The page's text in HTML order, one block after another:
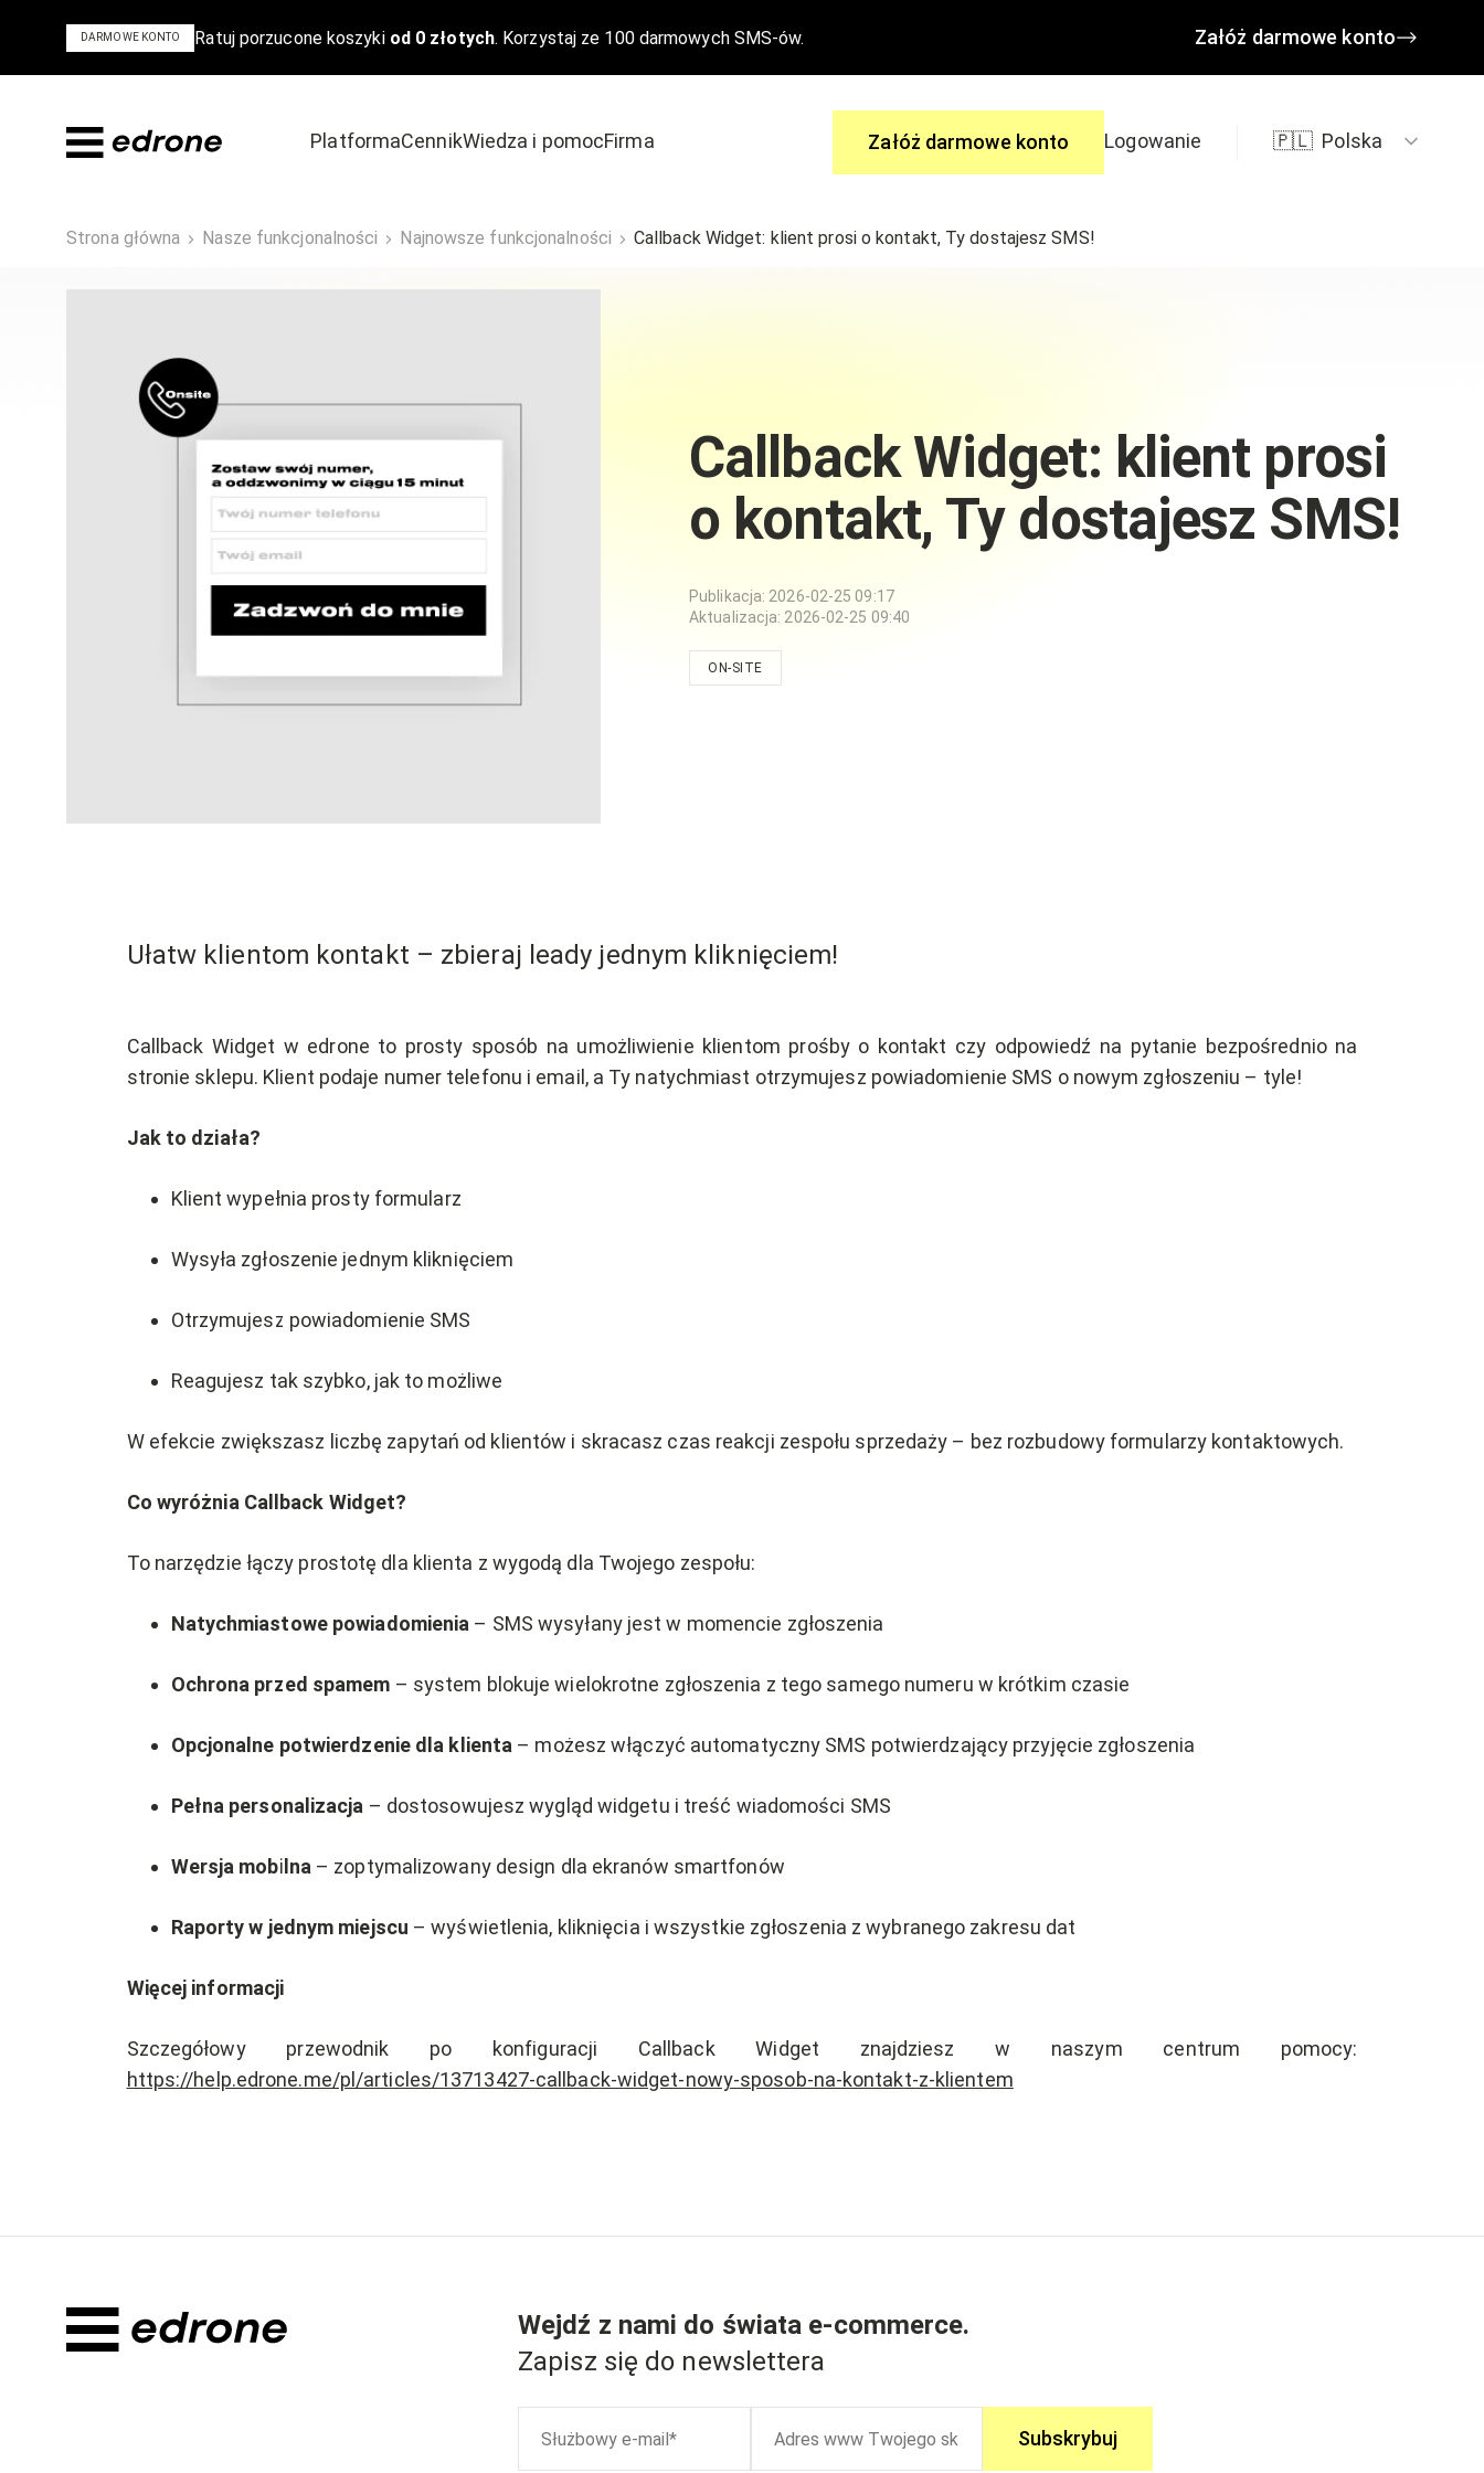
DARMOWE KONTO Ratuj porzucone koszyki od 0 złotych. Korzystaj ze 100 darmowych SMS-ów. Załóż darmowe konto
PlatformaCennikWiedza i pomoc
Poradniki i ebooki
Firma Załóż darmowe konto Logowanie 🇵🇱 Polska
Strona główna Nasze funkcjonalności Najnowsze funkcjonalności Callback Widget: klient prosi o kontakt, Ty dostajesz SMS!
Callback Widget: klient prosi
o kontakt, Ty dostajesz SMS!
Publikacja: 2026-02-25 09:17
Aktualizacja: 2026-02-25 09:40
ON-SITE
Ułatw klientom kontakt – zbieraj leady jednym kliknięciem!
Callback Widget w edrone to prosty sposób na umożliwienie klientom prośby o kontakt czy odpowiedź na pytanie bezpośrednio na
stronie sklepu. Klient podaje numer telefonu i email, a Ty natychmiast otrzymujesz powiadomienie SMS o nowym zgłoszeniu – tyle!
Jak to działa?
Klient wypełnia prosty formularz
Wysyła zgłoszenie jednym kliknięciem
Otrzymujesz powiadomienie SMS
Reagujesz tak szybko, jak to możliwe
W efekcie zwiększasz liczbę zapytań od klientów i skracasz czas reakcji zespołu sprzedaży – bez rozbudowy formularzy kontaktowych.
Co wyróżnia Callback Widget?
To narzędzie łączy prostotę dla klienta z wygodą dla Twojego zespołu:
Natychmiastowe powiadomienia – SMS wysyłany jest w momencie zgłoszenia
Ochrona przed spamem – system blokuje wielokrotne zgłoszenia z tego samego numeru w krótkim czasie
Opcjonalne potwierdzenie dla klienta – możesz włączyć automatyczny SMS potwierdzający przyjęcie zgłoszenia
Pełna personalizacja – dostosowujesz wygląd widgetu i treść wiadomości SMS
Wersja mobilna – zoptymalizowany design dla ekranów smartfonów
Raporty w jednym miejscu – wyświetlenia, kliknięcia i wszystkie zgłoszenia z wybranego zakresu dat
Więcej informacji
Szczegółowy przewodnik po konfiguracji Callback Widget znajdziesz w naszym centrum pomocy:
https://help.edrone.me/pl/articles/13713427-callback-widget-nowy-sposob-na-kontakt-z-klientem
Wejdź z nami do świata e-commerce.
Zapisz się do newslettera
Subskrybuj